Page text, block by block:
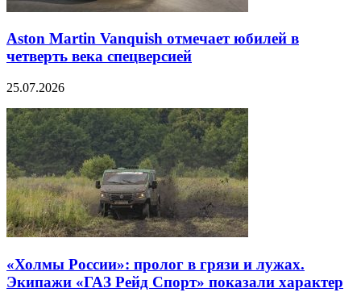
Aston Martin Vanquish отмечает юбилей в
четверть века спецверсией
25.07.2026
«Холмы России»: пролог в грязи и лужах.
Экипажи «ГАЗ Рейд Спорт» показали характер